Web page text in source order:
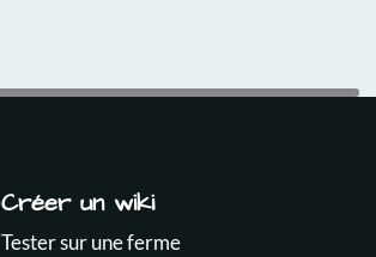
Créer un wiki
Tester sur une ferme